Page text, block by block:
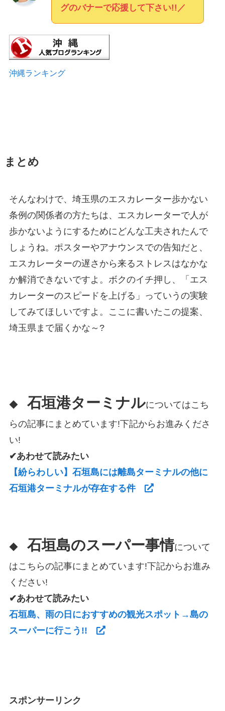
グのバナーで応援して下さい!!／
沖縄ランキング
まとめ
そんなわけで、埼玉県のエスカレーター歩かない
条例の関係者の方たちは、エスカレーターで人が
歩かないようにするためにどんな工夫されたんで
しょうね。ポスターやアナウンスでの告知だと、
エスカレーターの遅さから来るストレスはなかな
か解消できないですよ。ボクのイチ押し、「エス
カレーターのスピードを上げる」っていうの実験
してみてほしいですよ。ここに書いたこの提案、
埼玉県まで届くかな～?
◆ 石垣港ターミナルについてはこち
らの記事にまとめています!下記からお進みくださ
い!
✔あわせて読みたい
【紛らわしい】石垣島には離島ターミナルの他に
石垣港ターミナルが存在する件
◆ 石垣島のスーパー事情について
はこちらの記事にまとめています!下記からお進み
ください!
✔あわせて読みたい
石垣島、雨の日におすすめの観光スポット→島の
スーパーに行こう!!
スポンサーリンク